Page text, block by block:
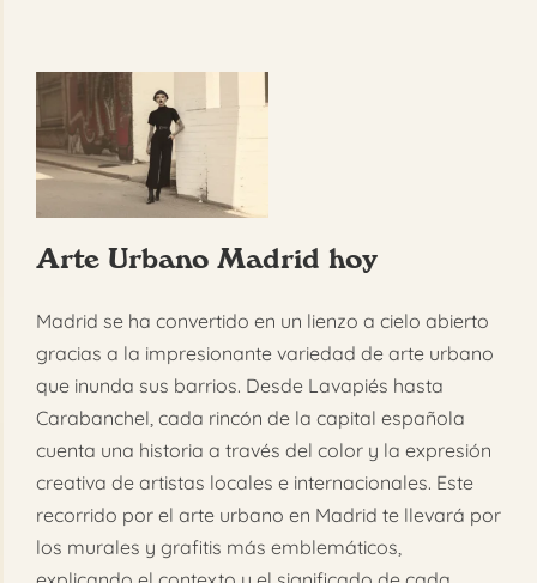
Arte Urbano Madrid hoy
Madrid se ha convertido en un lienzo a cielo abierto
gracias a la impresionante variedad de arte urbano
que inunda sus barrios. Desde Lavapiés hasta
Carabanchel, cada rincón de la capital española
cuenta una historia a través del color y la expresión
creativa de artistas locales e internacionales. Este
recorrido por el arte urbano en Madrid te llevará por
los murales y grafitis más emblemáticos,